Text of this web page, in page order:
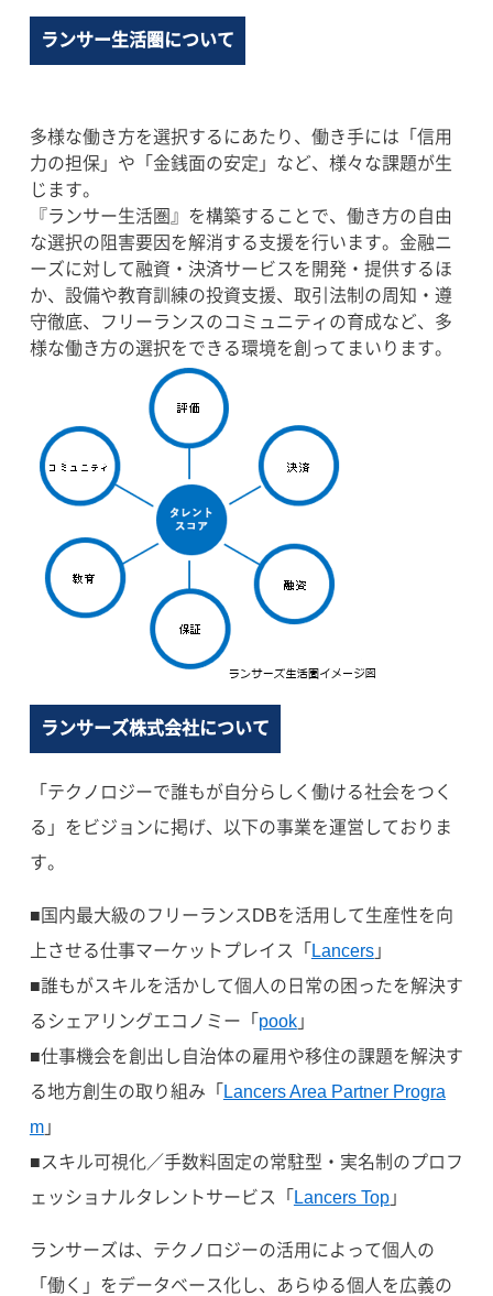
ランサー生活圏について
多様な働き方を選択するにあたり、働き手には「信用
力の担保」や「金銭面の安定」など、様々な課題が生
じます。
『ランサー生活圏』を構築することで、働き方の自由
な選択の阻害要因を解消する支援を行います。金融ニ
ーズに対して融資・決済サービスを開発・提供するほ
か、設備や教育訓練の投資支援、取引法制の周知・遵
守徹底、フリーランスのコミュニティの育成など、多
様な働き方の選択をできる環境を創ってまいります。
ランサーズ株式会社について
「テクノロジーで誰もが自分らしく働ける社会をつく
る」をビジョンに掲げ、以下の事業を運営しておりま
す。
■国内最大級のフリーランスDBを活用して生産性を向
上させる仕事マーケットプレイス「 Lancers」
■誰もがスキルを活かして個人の日常の困ったを解決す
るシェアリングエコノミー「 pook」
■仕事機会を創出し自治体の雇用や移住の課題を解決す
る地方創生の取り組み「 Lancers Area Partner Progra
m」
■スキル可視化／手数料固定の常駐型・実名制のプロフ
ェッショナルタレントサービス「 Lancers Top」
ランサーズは、テクノロジーの活用によって個人の
「働く」をデータベース化し、あらゆる個人を広義の